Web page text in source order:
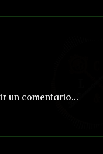
Marte por 15 Centavos
un comentario...